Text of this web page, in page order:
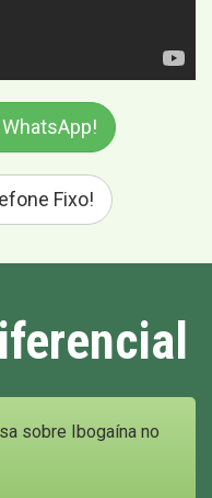
Fixo!
sobre Ibogaína no